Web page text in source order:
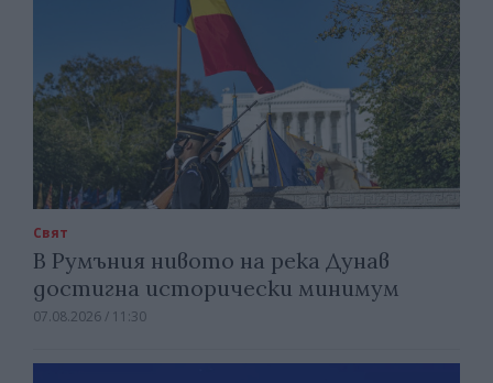
Свят
В Румъния нивото на река Дунав
достигна исторически минимум
07.08.2026 / 11:30